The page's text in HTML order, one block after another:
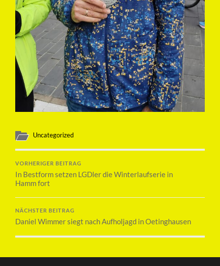
Uncategorized
VORHERIGER BEITRAG
In Bestform setzen LGDler die Winterlaufserie in
Hamm fort
NÄCHSTER BEITRAG
Daniel Wimmer siegt nach Aufholjagd in Oetinghausen